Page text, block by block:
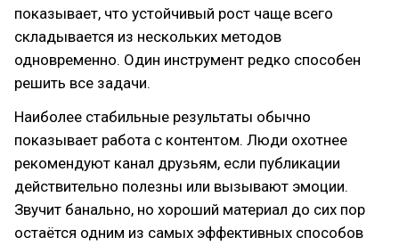
показывает, что устойчивый рост чаще всего
складывается из нескольких методов
одновременно. Один инструмент редко способен
решить все задачи.
Наиболее стабильные результаты обычно
показывает работа с контентом. Люди охотнее
рекомендуют канал друзьям, если публикации
действительно полезны или вызывают эмоции.
Звучит банально, но хороший материал до сих пор
остаётся одним из самых эффективных способов